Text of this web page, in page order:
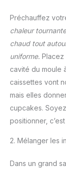
Préchauffez
chaleur
chaud tout
uniforme. Placez
cavité du moule
caissettes vont
mais elles
cupcakes.
positionner,
2. Mélanger les
Dans un grand